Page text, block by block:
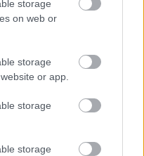
storage
on web or
storage
or app.
storage
storage
beszélgettek
utóbbi
volt). Nagy-
azonban valami
életjel